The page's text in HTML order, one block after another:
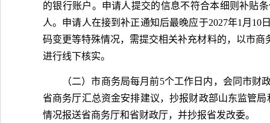
的银行账户。申请人提交的信息不符合本细则补贴
人。申请人在接到补正通知后最晚应于2027年1月
码变更等特殊情况，需提交相关补充材料的，以市
进行线下核实。
（二）市商务局每月前5个工作日内，会同市
省商务厅汇总资金安排建议，抄报财政部山东监管
情况报送省商务厅和省财政厅，并抄报省发改委。